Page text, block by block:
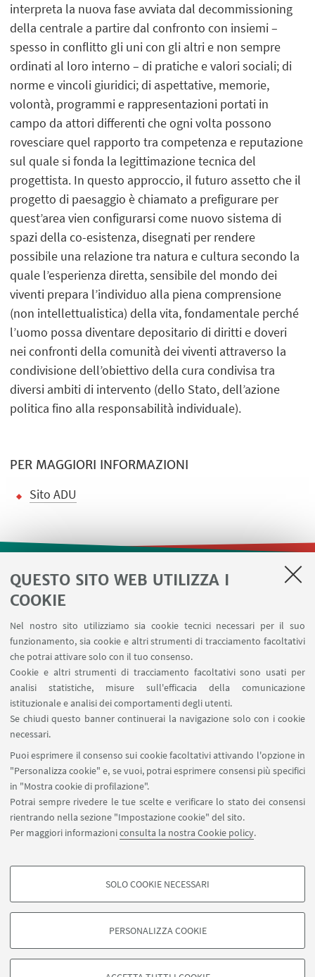
QUESTO SITO WEB UTILIZZA I
COOKIE
Nel nostro sito utilizziamo sia cookie tecnici necessari per il suo
funzionamento, sia cookie e altri strumenti di tracciamento facoltativi
che potrai attivare solo con il tuo consenso.
Cookie e altri strumenti di tracciamento facoltativi sono usati per
analisi statistiche, misure sull'efficacia della comunicazione
istituzionale e analisi dei comportamenti degli utenti.
Se chiudi questo banner continuerai la navigazione solo con i cookie
necessari.
Puoi esprimere il consenso sui cookie facoltativi attivando l'opzione in
"Personalizza cookie" e, se vuoi, potrai esprimere consensi più specifici
in "Mostra cookie di profilazione".
Potrai sempre rivedere le tue scelte e verificare lo stato dei consensi
rientrando nella sezione "Impostazione cookie" del sito.
Per maggiori informazioniconsulta la nostra Cookie policy.
COOKIE DI PROFILAZIONE - FACOLTATIVI
degli utenti, creare profili in base al loro comportamento sul sito, per analisi
di marketing.
SOLO COOKIE NECESSARI
PERSONALIZZA COOKIE
interpreta la nuova fase avviata dal decommissioning
della centrale a partire dal confronto con insiemi –
spesso in conflitto gli uni con gli altri e non sempre
ordinati al loro interno – di pratiche e valori sociali; di
norme e vincoli giuridici; di aspettative, memorie,
volontà, programmi e rappresentazioni portati in
campo da attori differenti che ogni volta possono
rovesciare quel rapporto tra competenza e reputazione
sul quale si fonda la legittimazione tecnica del
progettista. In questo approccio, il futuro assetto che il
progetto di paesaggio è chiamato a prefigurare per
quest’area vien configurarsi come nuovo sistema di
spazi della co-esistenza, disegnati per rendere
possibile una relazione tra natura e cultura secondo la
quale l’esperienza diretta, sensibile del mondo dei
viventi prepara l’individuo alla piena comprensione
(non intellettualistica) della vita, fondamentale perché
l’uomo possa diventare depositario di diritti e doveri
nei confronti della comunità dei viventi attraverso la
condivisione dell’obiettivo della cura condivisa tra
diversi ambiti di intervento (dello Stato, dell’azione
politica fino alla responsabilità individuale).
PER MAGGIORI INFORMAZIONI
Sito ADU
LINK UTILI
Area riservata
Prenotazione risorse
SEGUI IL DIPARTIMENTO SU:
SEGUI UNIBO SU:
APP:
©Copyright 2026 - ALMA MATER STUDIORUM - Università di
Bologna - Via Zamboni, 33 - 40126 Bologna - PI: 01131710376 - CF:
80007010376
Privacy
Note legali
Informazioni sul sito e accessibilità